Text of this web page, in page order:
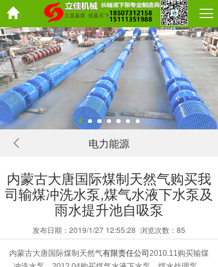
电力能源
内蒙古大唐国际煤制天然气购买我
司输煤冲洗水泵,煤气水液下水泵及
雨水提升池自吸泵
发布日期：2019/1/27 12:55:28 浏览次数： 85
内蒙古大唐国际煤制天然气有限责任公司 2010.11购买输煤